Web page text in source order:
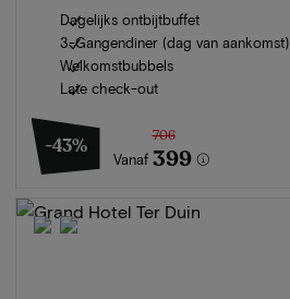
Dagelijks ontbijtbuffet
3-Gangendiner (dag van aankomst)
Welkomstbubbels
Late check-out
-43%
Vanaf
706
399